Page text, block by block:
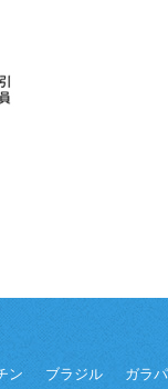
ン ブラジル ガラ